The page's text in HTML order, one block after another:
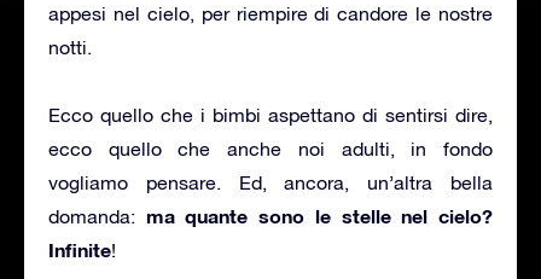
appesi nel cielo, per riempire di candore le nostre
notti.
Ecco quello che i bimbi aspettano di sentirsi dire,
ecco quello che anche noi adulti, in fondo
vogliamo pensare. Ed, ancora, un’altra bella
domanda: ma quante sono le stelle nel cielo?
Infinite!